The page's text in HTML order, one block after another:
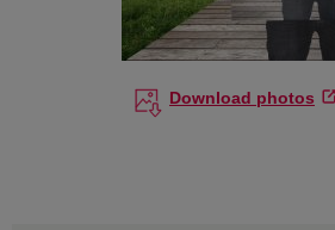
Download photos